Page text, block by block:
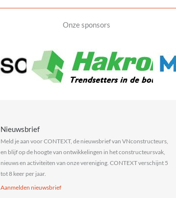
Onze sponsors
Nieuwsbrief
Meld je aan voor CONTEXT, de nieuwsbrief van VNconstructeurs,
en blijf op de hoogte van ontwikkelingen in het constructeursvak,
nieuws en activiteiten van onze vereniging. CONTEXT verschijnt 5
tot 8 keer per jaar.
Aanmelden nieuwsbrief